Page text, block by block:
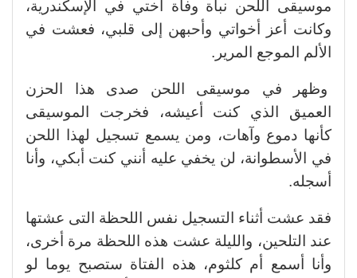
موسيقى اللحن نبأة وفاة أختي في الإسكندرية،
وكانت أعز أخواتي وأحبهن إلى قلبي، فعشت في
الألم الموجع المرير.
وظهر في موسيقى اللحن صدى هذا الحزن
العميق الذي كنت أعيشه، فخرجت الموسيقى
كأنها دموع وآهات، ومن يسمع تسجيل لهذا اللحن
في الأسطوانة، لن يخفي عليه أنني كنت أبكي، وأنا
أسجله.
فقد عشت أثناء التسجيل نفس اللحظة التى عشتها
عند التلحين، والليلة عشت هذه اللحظة مرة أخرى،
وأنا أسمع أم كلثوم، هذه الفتاة ستصبح يوما لو